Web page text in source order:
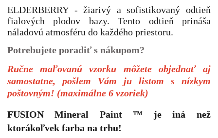
ELDERBERRY - žiarivý a sofistikovaný odtieň
fialových plodov bazy. Tento odtieň prináša
náladovú atmosféru do každého priestoru.
Potrebujete poradiť s nákupom?
Ručne maľovanú vzorku môžete objednať aj
samostatne, pošlem Vám ju listom s nízkym
poštovným! (maximálne 6 vzoriek)
FUSION Mineral Paint™ je iná než
ktorákoľvek farba na trhu!